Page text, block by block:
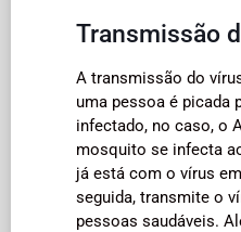
Transmissão
A transmissão do
uma pessoa é picada
infectado, no caso, o
mosquito se infecta
já está com o vírus
seguida, transmite o
pessoas saudáveis.